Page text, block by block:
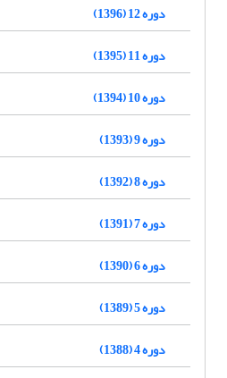
دوره 12 (1396)
دوره 11 (1395)
دوره 10 (1394)
دوره 9 (1393)
دوره 8 (1392)
دوره 7 (1391)
دوره 6 (1390)
دوره 5 (1389)
دوره 4 (1388)